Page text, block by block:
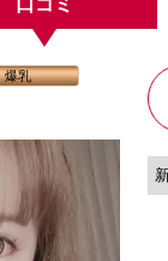
口コミ
爆乳